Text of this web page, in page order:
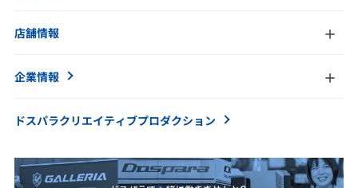
店舗情報
企業情報
ドスパラクリエイティブプロダクション